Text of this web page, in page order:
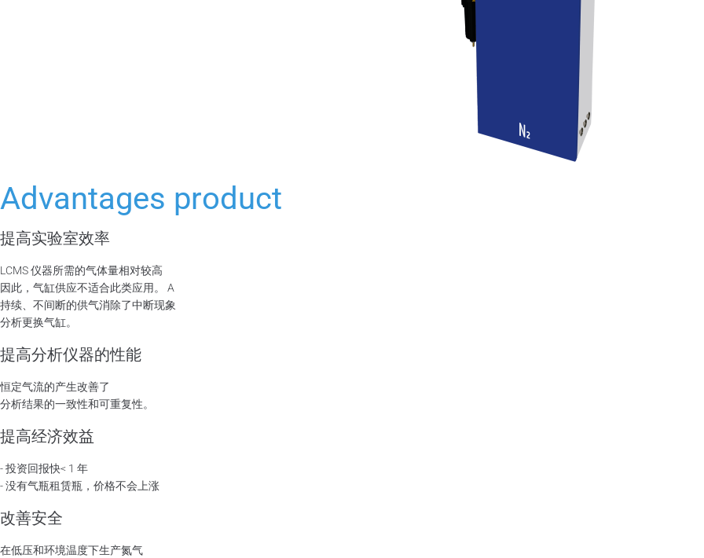
Advantages product
提高实验室效率
LCMS 仪器所需的气体量相对较高
因此，气缸供应不适合此类应用。 A
持续、不间断的供气消除了中断现象
分析更换气缸。
提高分析仪器的性能
恒定气流的产生改善了
分析结果的一致性和可重复性。
提高经济效益
- 投资回报快< 1 年
- 没有气瓶租赁瓶，价格不会上涨
改善安全
在低压和环境温度下生产氮气